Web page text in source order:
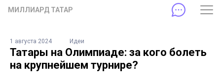
МИЛЛИАРД ТАТАР
1 августа 2024 Идеи
Татары на Олимпиаде: за кого болеть
на крупнейшем турнире?